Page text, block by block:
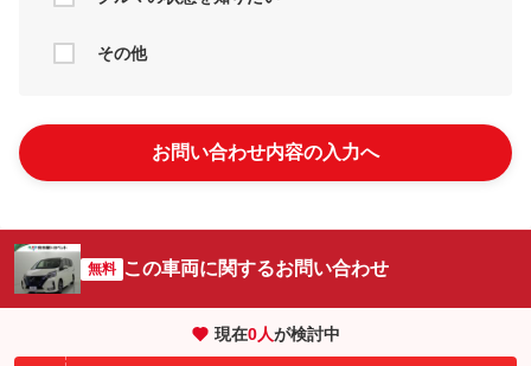
その他
お問い合わせ内容の入力へ
無料 この車両に関するお問い合わせ
現在0人が検討中